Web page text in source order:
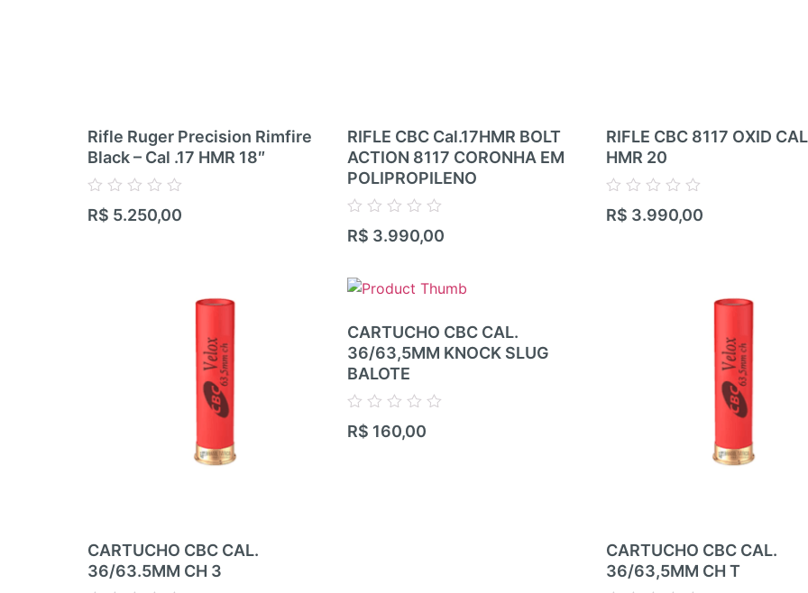
Rifle Ruger Precision Rimfire
Black – Cal .17 HMR 18″
Avaliação
0
R$ 5.250,00
RIFLE CBC Cal.17HMR BOLT
ACTION 8117 CORONHA EM
POLIPROPILENO
Avaliação
0
R$ 3.990,00
RIFLE CBC 8117 OXID
HMR 20
Avaliação
0
R$ 3.990,00
CARTUCHO CBC CAL.
36/63.5MM CH 3
CARTUCHO CBC CAL.
36/63,5MM KNOCK SLUG
BALOTE
Avaliação
0
R$ 160,00
CARTUCHO CBC CAL.
36/63,5MM CH T